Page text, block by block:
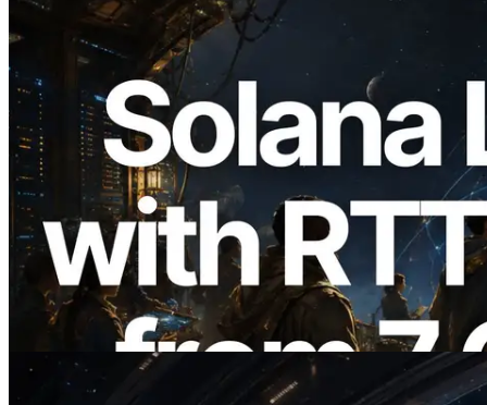
2026.08.05
ERPC amplía la Leader Slot API de
Solana con medición de ping desde 7
regiones globales — También se lanza la
Validators Information API
Leer este artículo